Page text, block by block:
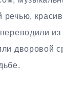
речью,
дворовой